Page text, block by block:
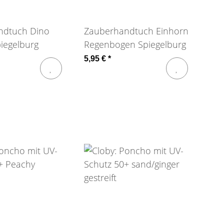
Dino
Zauberhandtuch Einhorn
Regenbogen Spiegelburg
5,95 € *